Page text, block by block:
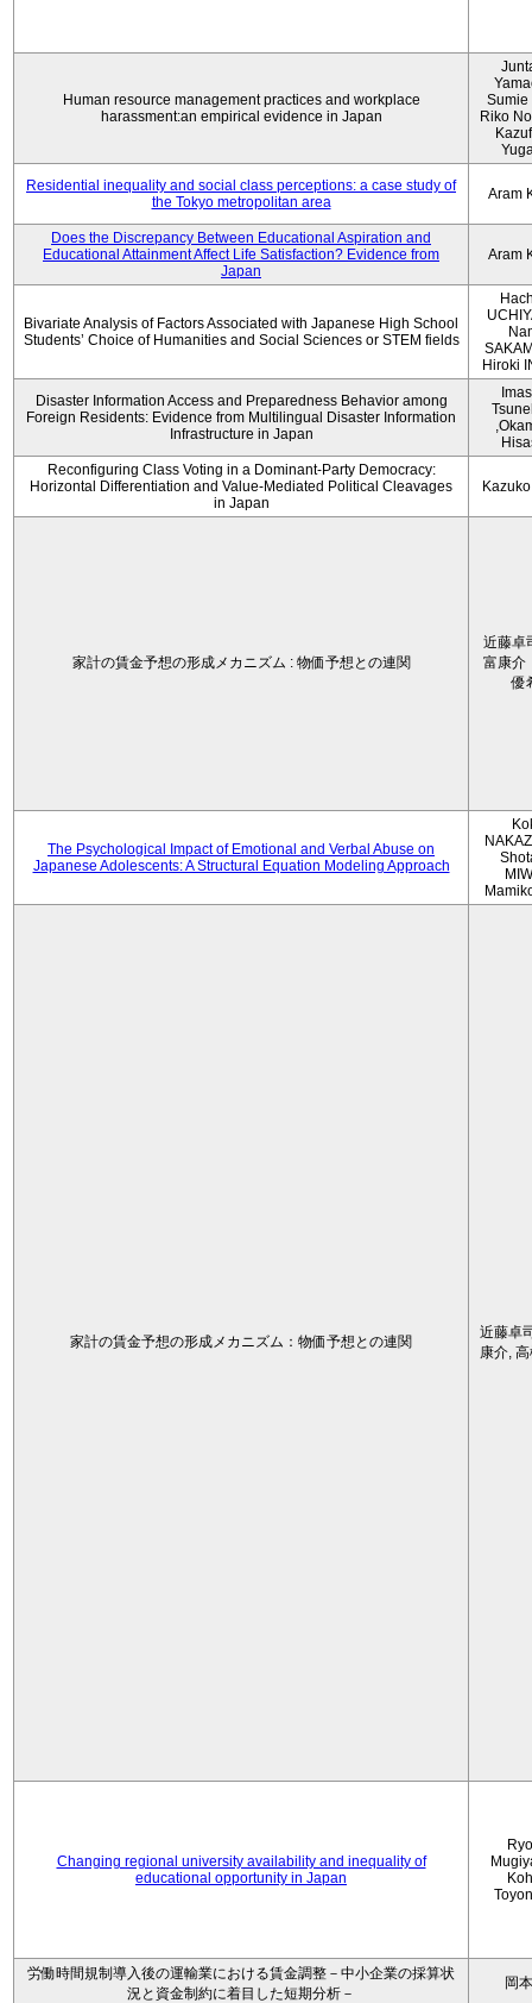
Human resource management practices and workplace
harassment:an empirical evidence in Japan
Sumie
Riko
Residential inequality and social class perceptions: a case study of
the Tokyo metropolitan area
Aram
Does the Discrepancy Between Educational Aspiration and
Educational Attainment Affect Life Satisfaction? Evidence from
Japan
Aram
Bivariate Analysis of Factors Associated with Japanese High School
Students’ Choice of Humanities and Social Sciences or STEM fields
Hiroki
Disaster Information Access and Preparedness Behavior among
Foreign Residents: Evidence from Multilingual Disaster Information
Infrastructure in Japan
Reconfiguring Class Voting in a Dominant-Party Democracy:
Horizontal Differentiation and Value-Mediated Political Cleavages
in Japan
家計の賃金予想の形成メカニズム : 物価予想との連関
近藤卓
富康介
優
The Psychological Impact of Emotional and Verbal Abuse on
Japanese Adolescents: A Structural Equation Modeling Approach
家計の賃金予想の形成メカニズム：物価予想との連関
近藤卓
康介,
Changing regional university availability and inequality of
educational opportunity in Japan
労働時間規制導入後の運輸業における賃金調整－中小企業の採算状
況と資金制約に着目した短期分析－
岡